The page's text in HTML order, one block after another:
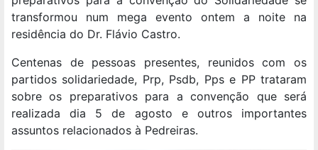
transformou num mega evento ontem a noite na
residência do Dr. Flávio Castro.
Centenas de pessoas presentes, reunidos com os
partidos solidariedade, Prp, Psdb, Pps e PP trataram
sobre os preparativos para a convenção que será
realizada dia 5 de agosto e outros importantes
assuntos relacionados à Pedreiras.